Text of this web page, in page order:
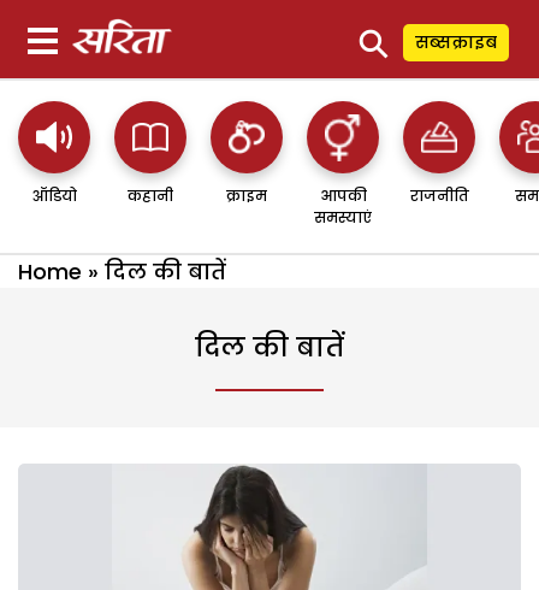
⚲ सब्सक्राइब
ऑडियो कहानी क्राइम
आपकी
समस्याएं
राजनीति
Home » दिल की बातें
दिल की बातें